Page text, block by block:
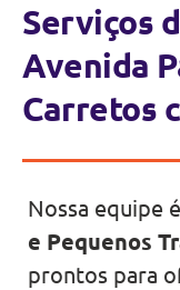
Serviços
Avenida
Carretos
Nossa equipe
e Pequenos
prontos para